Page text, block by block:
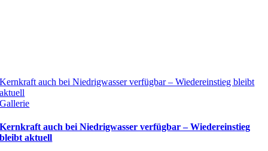
Kernkraft auch bei Niedrigwasser verfügbar – Wiedereinstieg bleibt
aktuell
Gallerie
Kernkraft auch bei Niedrigwasser verfügbar – Wiedereinstieg
bleibt aktuell